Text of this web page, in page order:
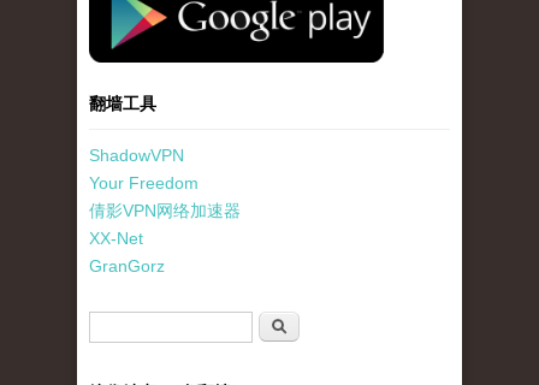
翻墙工具
ShadowVPN
Your Freedom
倩影VPN网络加速器
XX-Net
GranGorz
搜索